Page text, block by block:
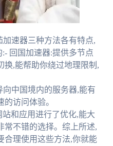
速器三种方法各有特点,
回国加速器:提供多节点
换,能帮助你绕过地理限制,
中国境内的服务器,能有
访问体验。
和应用进行了优化,能大
常不错的选择。综上所述,
合理使用这些方法,你就能